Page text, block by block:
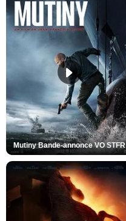
Mutiny Bande-annonce VO STFR